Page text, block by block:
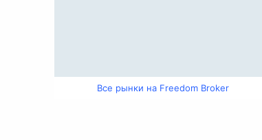
Все рынки на Freedom Broker